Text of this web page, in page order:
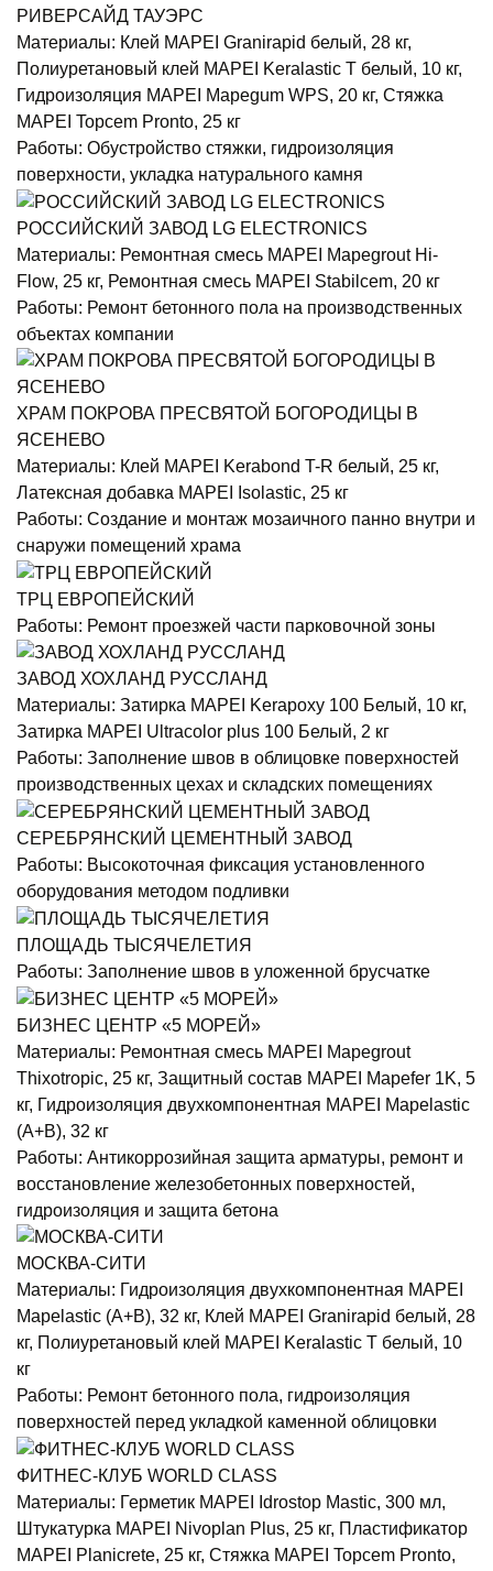
РИВЕРСАЙД ТАУЭРС
Материалы: Клей MAPEI Granirapid белый, 28 кг,
Полиуретановый клей MAPEI Keralastic T белый, 10 кг,
Гидроизоляция MAPEI Mapegum WPS, 20 кг, Стяжка
MAPEI Topcem Pronto, 25 кг
Работы: Обустройство стяжки, гидроизоляция
поверхности, укладка натурального камня
РОССИЙСКИЙ ЗАВОД LG ELECTRONICS
Материалы: Ремонтная смесь MAPEI Mapegrout Hi-
Flow, 25 кг, Ремонтная смесь MAPEI Stabilcem, 20 кг
Работы: Ремонт бетонного пола на производственных
объектах компании
ХРАМ ПОКРОВА ПРЕСВЯТОЙ БОГОРОДИЦЫ В
ЯСЕНЕВО
Материалы: Клей MAPEI Kerabond T-R белый, 25 кг,
Латексная добавка MAPEI Isolastic, 25 кг
Работы: Создание и монтаж мозаичного панно внутри и
снаружи помещений храма
ТРЦ ЕВРОПЕЙСКИЙ
Работы: Ремонт проезжей части парковочной зоны
ЗАВОД ХОХЛАНД РУССЛАНД
Материалы: Затирка MAPEI Kerapoxy 100 Белый, 10 кг,
Затирка MAPEI Ultracolor plus 100 Белый, 2 кг
Работы: Заполнение швов в облицовке поверхностей
производственных цехах и складских помещениях
СЕРЕБРЯНСКИЙ ЦЕМЕНТНЫЙ ЗАВОД
Работы: Высокоточная фиксация установленного
оборудования методом подливки
ПЛОЩАДЬ ТЫСЯЧЕЛЕТИЯ
Работы: Заполнение швов в уложенной брусчатке
БИЗНЕС ЦЕНТР «5 МОРЕЙ»
Материалы: Ремонтная смесь MAPEI Mapegrout
Thixotropic, 25 кг, Защитный состав MAPEI Mapefer 1K, 5
кг, Гидроизоляция двухкомпонентная MAPEI Mapelastic
(А+B), 32 кг
Работы: Антикоррозийная защита арматуры, ремонт и
восстановление железобетонных поверхностей,
гидроизоляция и защита бетона
МОСКВА-СИТИ
Материалы: Гидроизоляция двухкомпонентная MAPEI
Mapelastic (А+B), 32 кг, Клей MAPEI Granirapid белый, 28
кг, Полиуретановый клей MAPEI Keralastic T белый, 10
кг
Работы: Ремонт бетонного пола, гидроизоляция
поверхностей перед укладкой каменной облицовки
ФИТНЕС-КЛУБ WORLD CLASS
Материалы: Герметик MAPEI Idrostop Mastic, 300 мл,
Штукатурка MAPEI Nivoplan Plus, 25 кг, Пластификатор
MAPEI Planicrete, 25 кг, Стяжка MAPEI Topcem Pronto,